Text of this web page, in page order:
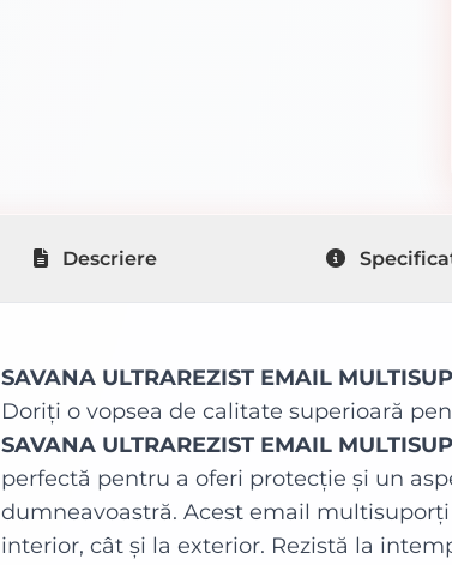
Descriere
SAVANA ULTRAREZIST EMAIL
Doriți o vopsea de calitate superioară
SAVANA ULTRAREZIST EMAIL
perfectă pentru a oferi protecție și un
dumneavoastră. Acest email
interior, cât și la exterior. Rezistă la